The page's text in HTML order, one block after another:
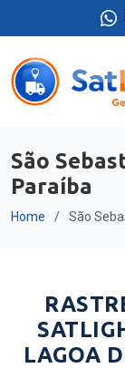
São
Paraíba
Home São
LAGOA